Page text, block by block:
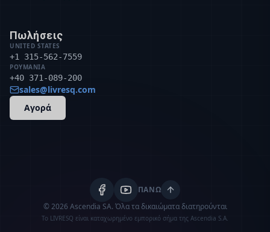
Πωλήσεις
UNITED STATES
+1 315-562-7559
ΡΟΥΜΑΝΊΑ
+40 371-089-200
sales@livresq.com
Αγορά
ΠΆΝΩ
© 2026 Ascendia SA. Όλα τα δικαιώματα διατηρούνται
Το LIVRESQ είναι καταχωρημένο εμπορικό σήμα της Ascendia S.A.